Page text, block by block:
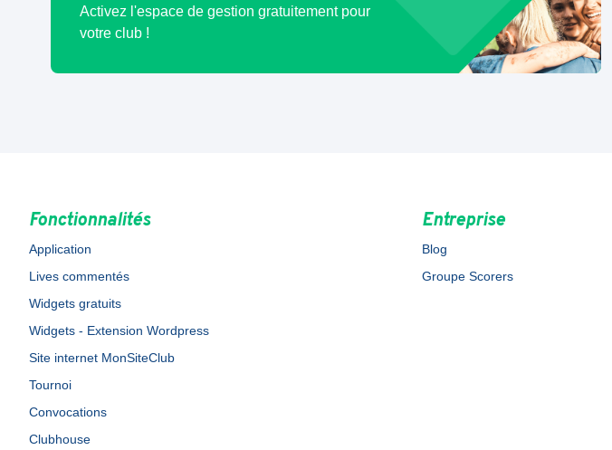
Activez l'espace de gestion gratuitement pour
votre club !
Fonctionnalités
Application
Lives commentés
Widgets gratuits
Widgets - Extension Wordpress
Site internet MonSiteClub
Tournoi
Convocations
Clubhouse
Entreprise
Blog
Groupe Scorers